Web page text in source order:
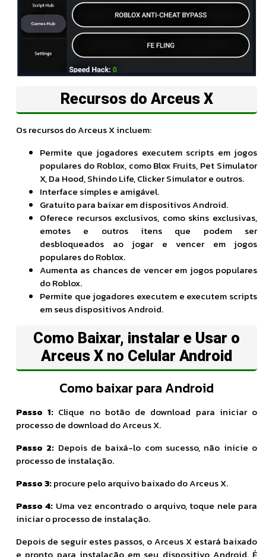
Recursos do Arceus X
Os recursos do Arceus X incluem:
Permite que jogadores executem scripts em jogos
populares do Roblox, como Blox Fruits, Pet Simulator
X, Da Hood, Shindo Life, Clicker Simulator e outros.
Interface simples e amigável.
Gratuito para baixar em dispositivos Android.
Oferece recursos exclusivos, como skins exclusivas,
emotes e outros itens que podem ser
desbloqueados ao jogar e vencer em jogos
populares do Roblox.
Aumenta as chances de vencer em jogos populares
do Roblox.
Permite que jogadores executem e executem scripts
em seus dispositivos Android.
Como Baixar, instalar e Usar o
Arceus X no Celular Android
Como baixar para Android
Passo 1: Clique no botão de download para iniciar o
processo de download do Arceus X.
Passo 2: Depois de baixá-lo com sucesso, não inicie o
processo de instalação.
Passo 3:procure pelo arquivo baixado do Arceus X.
Passo 4: Uma vez encontrado o arquivo, toque nele para
iniciar o processo de instalação.
Depois de seguir estes passos, o Arceus X estará baixado